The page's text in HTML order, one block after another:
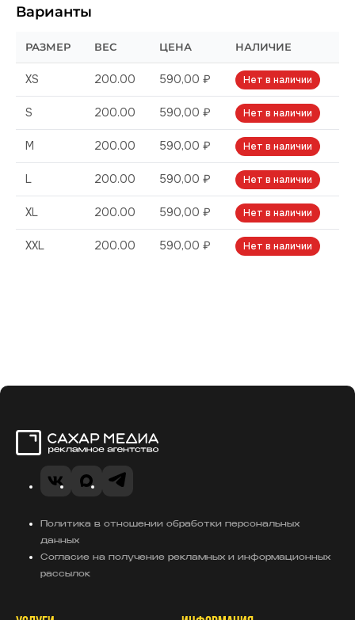
Варианты
РАЗМЕР ВЕС ЦЕНА НАЛИЧИЕ
XS 200.00 590,00 ₽ Нет в наличии
S 200.00 590,00 ₽ Нет в наличии
M 200.00 590,00 ₽ Нет в наличии
L 200.00 590,00 ₽ Нет в наличии
XL 200.00 590,00 ₽ Нет в наличии
XXL 200.00 590,00 ₽ Нет в наличии
VK Telegram
MAX
Политика в отношении обработки персональных
данных
Согласие на получение рекламных и информационных
рассылок